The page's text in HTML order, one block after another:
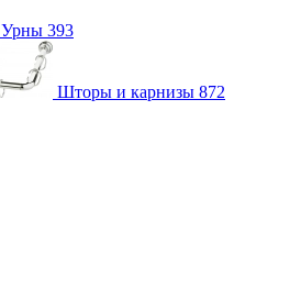
Урны 393
Шторы и карнизы 872